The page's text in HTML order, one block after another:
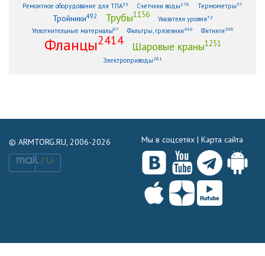
Ремонтное оборудование для ТПА53 Счетчики воды176 Термометры 57
Тройники492 Трубы1156 Указатели уровня72
Уплотнительные материалы67 Фильтры, грязевики410 Фитинги 206
Фланцы2414 Шаровые краны1251
Электроприводы 261
© ARMTORG.RU, 2006-2026 Мы в соцсетях | Карта сайта